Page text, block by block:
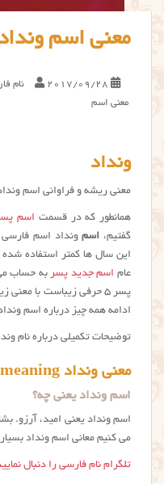
معنی اسم
2017/09/28 نام
معنی اسم
ونداد
معنی ریشه و فراوانی اسم
همانطور که در قسمت اسم
گفتیم، اسمونداد اسم
این سال ها کمتر استفاده
عام اسم جدید پسر به حساب
پسر ۵ حرفی زیباست با
ادامه همه چیز درباره اسم
توضیحات تکمیلی درباره نام
معنی ونداد Vandad name meaning
اسم ونداد یعنی چه؟
اسم ونداد یعنی امید، آرزو.
می کنیم معانی اسم ونداد
تلگرام نام فارسی را دنبال